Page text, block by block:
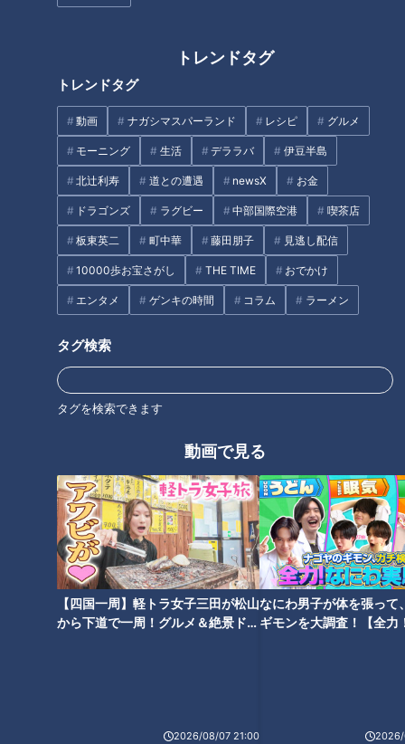
トレンドタグ
トレンドタグ
動画 ナガシマスパーランド レシピ グルメ
モーニング 生活 デララバ 伊豆半島
北辻利寿 道との遭遇 newsX お金
ドラゴンズ ラグビー 中部国際空港 喫茶店
板東英二 町中華 藤田朋子 見逃し配信
10000歩お宝さがし THE TIME おでかけ
エンタメ ゲンキの時間 コラム ラーメン
タグ検索
タグを検索できます
動画で見る
【四国一周】軽トラ女子三田が松山
から下道で一周！グルメ＆絶景ドラ
2026/08/07 21:00
なにわ男子が体を張って
ギモンを大調査！【全力
2026/
CBCテレビ『デララバ』
「愛知住みたい街ランキング」第10位は、「名古屋市名東
区」。不動産屋さんからは「便利すぎて住みやすい街」「落ち
着いた街並みでファミリー層に人気」との声が。
名東区は、名古屋駅や栄を通る地下鉄東山線の駅が4つあり、
ジブリパークにも行けるリニモが藤が丘駅から出ています。高
速道路のインターも多く、県外へのアクセスがしやすいのも特
元ボイメンでIzumi不動産の本多ターレスさんによると、オス
スメは藤が丘駅周辺。商業施設「藤が丘effe（エフ）」や70店
完結する”のだとか。東山線の始発なので、必ず座れるのも魅
力です。
本多さんオススメの名東区グルメは、1994年創業「らーめん
本郷亭 本店」の「白湯（パイタン）チャーシュー麺」。ラン
チの時間はご飯と漬物が食べ放題です！